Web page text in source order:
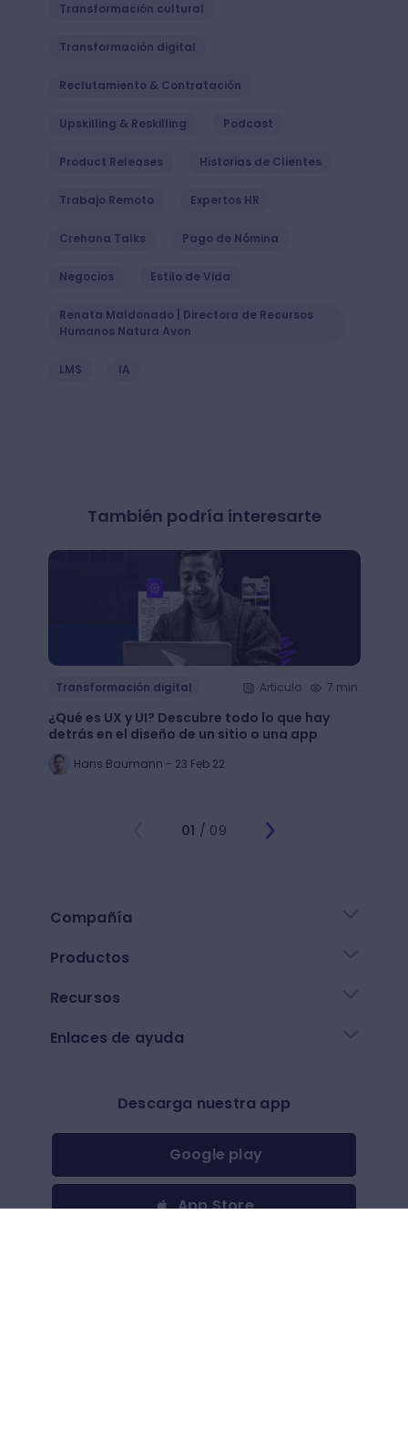
Transformación cultural
Transformación digital
Reclutamiento & Contratación
Upskilling & Reskilling Podcast
Product Releases Historias de Clientes
Trabajo Remoto Expertos HR
Crehana Talks Pago de Nómina
Negocios Estilo de Vida
Renata Maldonado | Directora de Recursos
Humanos Natura Avon
LMS IA
También podría interesarte
Transformación digital Articulo 7 min.
¿Qué es UX y UI? Descubre todo lo que hay
detrás en el diseño de un sitio o una app
Hans Baumann - 23 Feb 22
01 / 09
Compañía
Productos
Recursos
Enlaces de ayuda
Descarga nuestra app
Google play
App Store